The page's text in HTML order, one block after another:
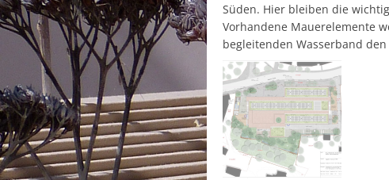
Süden. Hier bleiben die
Vorhandene Mauerelemente
begleitenden Wasserband